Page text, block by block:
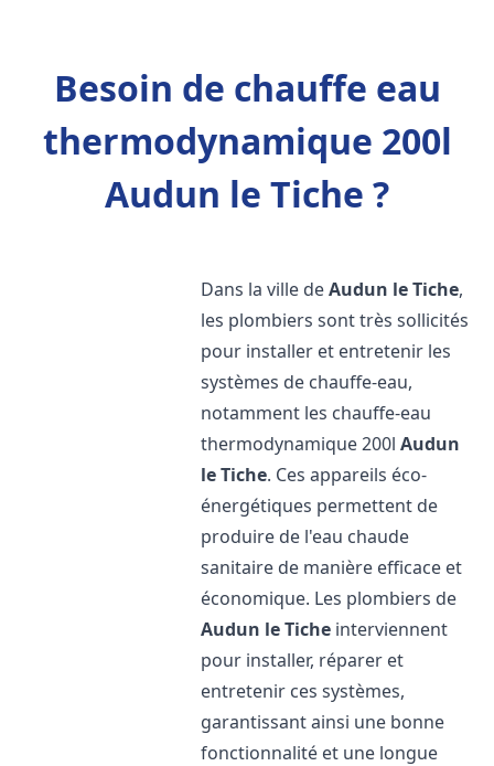
Besoin de chauffe eau
thermodynamique 200l
Audun le Tiche ?
Dans la ville deAudun le Tiche,
les plombiers sont très sollicités
pour installer et entretenir les
systèmes de chauffe-eau,
notamment les chauffe-eau
thermodynamique 200lAudun
le Tiche. Ces appareils éco-
énergétiques permettent de
produire de l'eau chaude
sanitaire de manière efficace et
économique. Les plombiers de
Audun le Tiche interviennent
pour installer, réparer et
entretenir ces systèmes,
garantissant ainsi une bonne
fonctionnalité et une longue